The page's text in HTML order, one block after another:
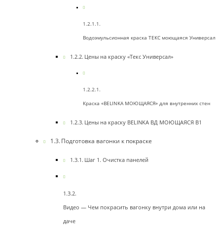
Водоэмульсионная краска ТЕКС моющаяся Универсал
Цены на краску «Текс Универсал»
Краска «BELINKA МОЮЩАЯСЯ» для внутренних стен
Цены на краску BELINKA ВД МОЮЩАЯСЯ B1
Подготовка вагонки к покраске
Шаг 1. Очистка панелей
Видео — Чем покрасить вагонку внутри дома или на
даче